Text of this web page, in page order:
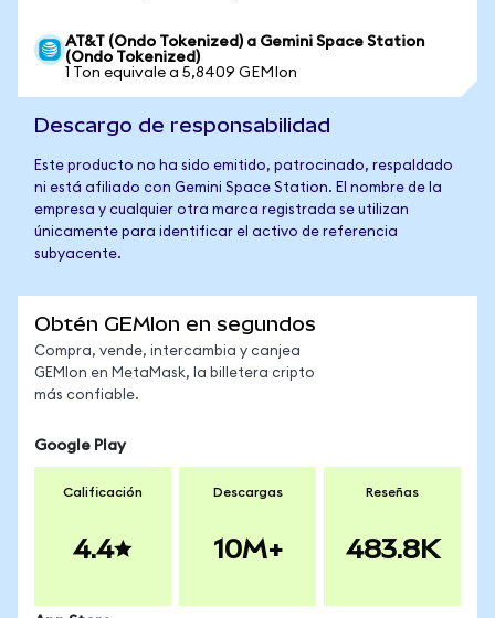
AT&T (Ondo Tokenized) a Gemini Space Station
(Ondo Tokenized)
1 Ton equivale a 5,8409 GEMIon
Descargo de responsabilidad
Este producto no ha sido emitido, patrocinado, respaldado
ni está afiliado con Gemini Space Station. El nombre de la
empresa y cualquier otra marca registrada se utilizan
únicamente para identificar el activo de referencia
subyacente.
Obtén GEMIon en segundos
Compra, vende, intercambia y canjea
GEMIon en MetaMask, la billetera cripto
más confiable.
Google Play
Calificación
4.4
Descargas
10M+
Reseñas
483.8K